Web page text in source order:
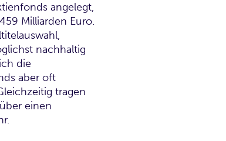
angelegt,
Milliarden Euro.
nachhaltig
die
aber oft
tragen
einen